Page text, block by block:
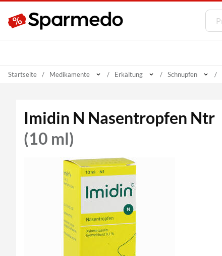
Startseite Medikamente Erkältung Schnupfen
Imidin N Nasentropfen Ntr
(10 ml)